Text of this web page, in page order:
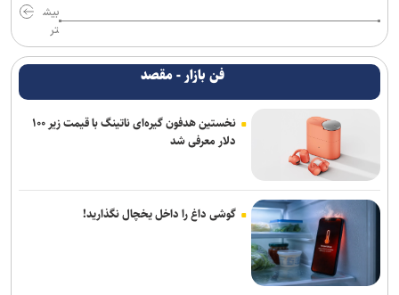
بیش
تر
فن بازار - مقصد
نخستین هدفون گیره‌ای ناتینگ با قیمت زیر ۱۰۰
دلار معرفی شد
گوشی داغ را داخل یخچال نگذارید!